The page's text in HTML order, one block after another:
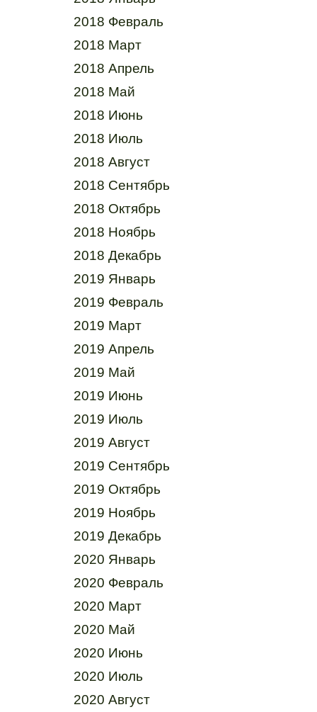
2018 Февраль
2018 Март
2018 Апрель
2018 Май
2018 Июнь
2018 Июль
2018 Август
2018 Сентябрь
2018 Октябрь
2018 Ноябрь
2018 Декабрь
2019 Январь
2019 Февраль
2019 Март
2019 Апрель
2019 Май
2019 Июнь
2019 Июль
2019 Август
2019 Сентябрь
2019 Октябрь
2019 Ноябрь
2019 Декабрь
2020 Январь
2020 Февраль
2020 Март
2020 Май
2020 Июнь
2020 Июль
2020 Август